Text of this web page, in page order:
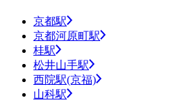
京都駅
京都河原町駅
桂駅
松井山手駅
西院駅(京福)
山科駅